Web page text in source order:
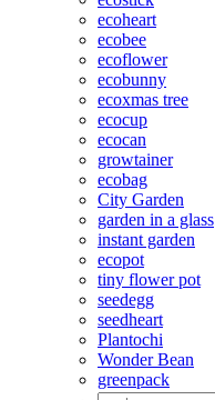
ecoheart
ecobee
ecoflower
ecobunny
ecoxmas tree
ecocup
ecocan
growtainer
ecobag
City Garden
garden in a glass
instant garden
ecopot
tiny flower pot
seedegg
seedheart
Plantochi
Wonder Bean
greenpack